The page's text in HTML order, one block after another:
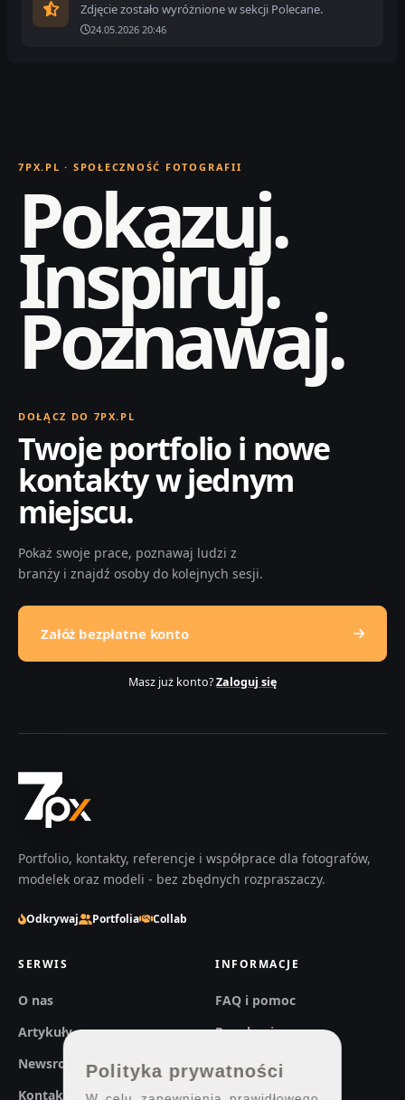
Zdjęcie zostało wyróżnione w sekcji Polecane.
24.05.2026 20:46
7PX.PL · SPOŁECZNOŚĆ FOTOGRAFII
Pokazuj.
Inspiruj.
Poznawaj.
DOŁĄCZ DO 7PX.PL
Twoje portfolio i nowe
kontakty w jednym
miejscu.
Pokaż swoje prace, poznawaj ludzi z
branży i znajdź osoby do kolejnych sesji.
Załóż bezpłatne konto
Masz już konto?Zaloguj się
Portfolio, kontakty, referencje i współprace dla fotografów,
modelek oraz modeli - bez zbędnych rozpraszaczy.
Odkrywaj Portfolia Collab
SERWIS
O nas
Artykuły
Newsroom
Kontakt
INFORMACJE
FAQ i pomoc
Regulaminy
Prywatność
Polityka prywatności